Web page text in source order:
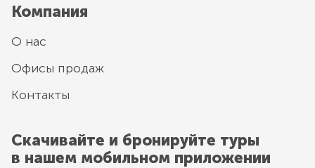
Компания
О нас
Офисы продаж
Контакты
Скачивайте и бронируйте туры
в нашем мобильном приложении